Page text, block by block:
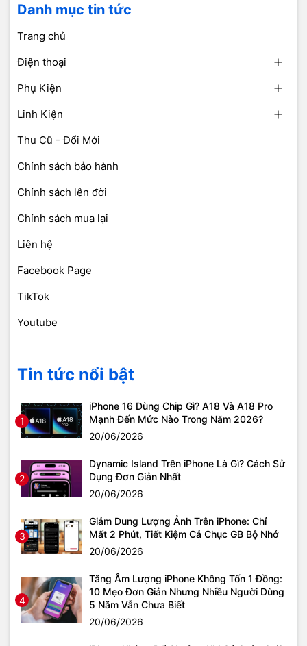
Danh mục tin tức
Trang chủ
Điện thoại
Phụ Kiện
Linh Kiện
Thu Cũ - Đổi Mới
Chính sách bảo hành
Chính sách lên đời
Chính sách mua lại
Liên hệ
Facebook Page
TikTok
Youtube
Tin tức nổi bật
1
iPhone 16 Dùng Chip Gì? A18 Và A18 Pro
Mạnh Đến Mức Nào Trong Năm 2026?
20/06/2026
2
Dynamic Island Trên iPhone Là Gì? Cách Sử
Dụng Đơn Giản Nhất
20/06/2026
3
Giảm Dung Lượng Ảnh Trên iPhone: Chỉ
Mất 2 Phút, Tiết Kiệm Cả Chục GB Bộ Nhớ
20/06/2026
4
Tăng Âm Lượng iPhone Không Tốn 1 Đồng:
10 Mẹo Đơn Giản Nhưng Nhiều Người Dùng
5 Năm Vẫn Chưa Biết
20/06/2026